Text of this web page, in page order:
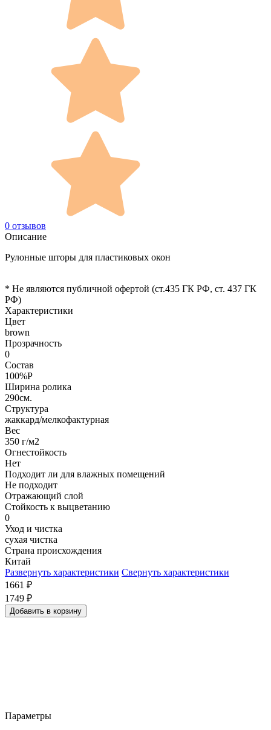
0 отзывов
Описание
Рулонные шторы для пластиковых окон
* Не являются публичной офертой (ст.435 ГК РФ, cт. 437 ГК
РФ)
Характеристики
Цвет
brown
Прозрачность
0
Состав
100%P
Ширина ролика
290см.
Структура
жаккард/мелкофактурная
Вес
350 г/м2
Огнестойкость
Нет
Подходит ли для влажных помещений
Не подходит
Отражающий слой
Стойкость к выцветанию
0
Уход и чистка
сухая чистка
Страна происхождения
Китай
Развернуть характеристики Свернуть характеристики
1661 ₽
1749 ₽
Добавить в корзину
Параметры